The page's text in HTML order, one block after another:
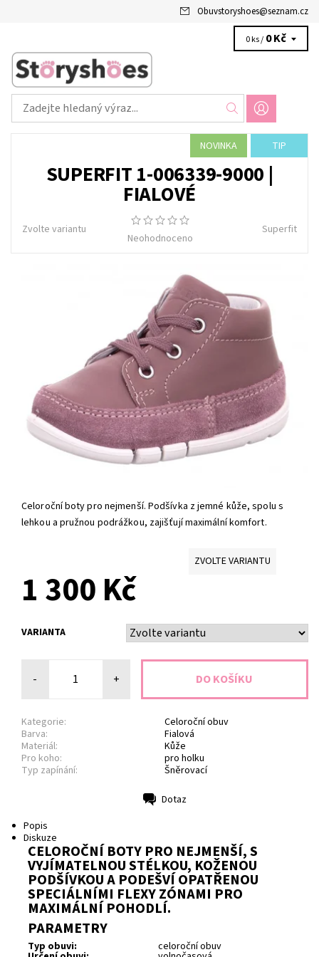
Obuvstoryshoes@seznam.cz
0 ks / 0 Kč
NOVINKA TIP
SUPERFIT 1-006339-9000 |
FIALOVÉ
Zvolte variantu
Neohodnoceno
Superfit
Celoroční boty pro nejmenší. Podšívka z jemné kůže, spolu s
lehkou a pružnou podrážkou, zajišťují maximální komfort.
ZVOLTE VARIANTU
1 300 Kč
VARIANTA
- +
Kategorie:
Celoroční obuv
Barva:
Fialová
Materiál:
Kůže
Pro koho:
pro holku
Typ zapínání:
Šněrovací
Dotaz
Popis
Diskuze
CELOROČNÍ BOTY PRO NEJMENŠÍ, S
VYJÍMATELNOU STÉLKOU, KOŽENOU
PODŠÍVKOU A PODEŠVÍ OPATŘENOU
SPECIÁLNÍMI FLEXY ZÓNAMI PRO
MAXIMÁLNÍ POHODLÍ.
PARAMETRY
Typ obuvi: celoroční obuv